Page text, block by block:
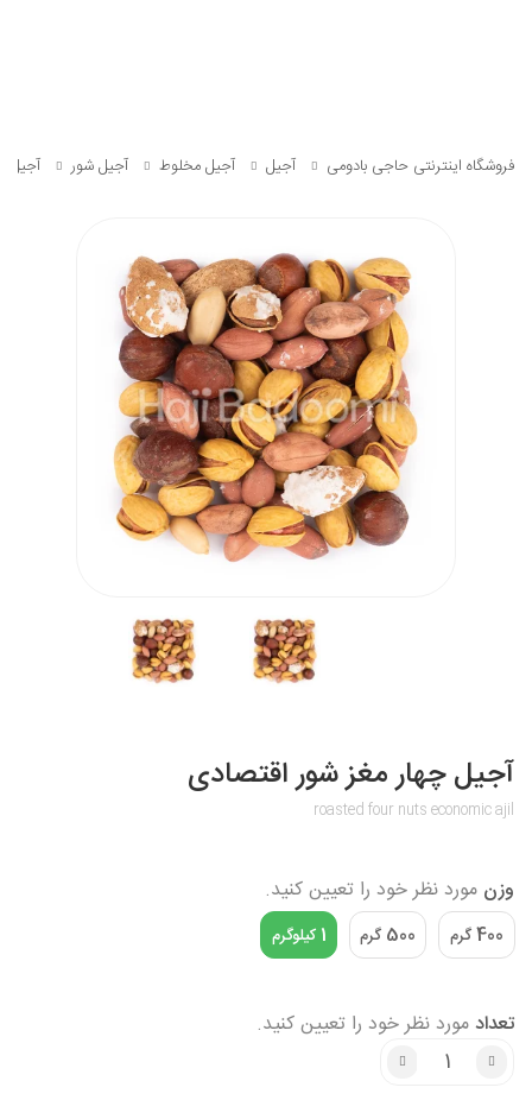
فروشگاه اینترنتی حاجی بادومی آجیل آجیل مخلوط آجیل شور آجیل
آجیل چهار مغز شور اقتصادی
roasted four nuts economic ajil
وزن مورد نظر خود را تعیین کنید.
400گرم 500 گرم 1 کیلوگرم
تعدادمورد نظر خود را تعیین کنید.